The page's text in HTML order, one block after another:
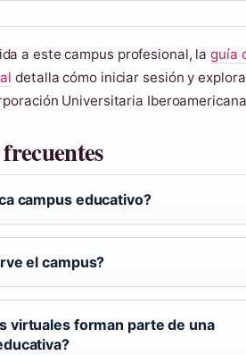
a este campus profesional, laguía
detalla cómo iniciar sesión y
Universitaria
campus educativo?
el campus?
virtuales forman parte de una